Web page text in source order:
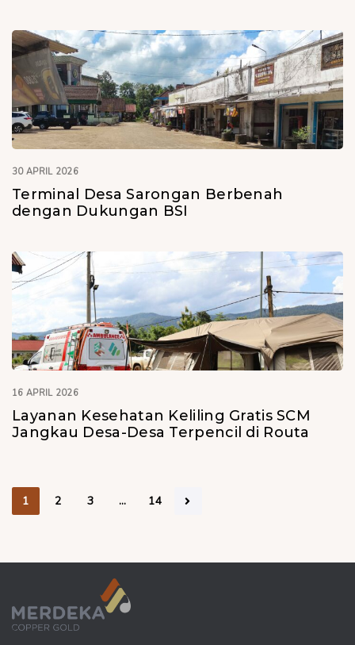
30 APRIL 2026
Terminal Desa Sarongan Berbenah
dengan Dukungan BSI
16 APRIL 2026
Layanan Kesehatan Keliling Gratis SCM
Jangkau Desa-Desa Terpencil di Routa
1 2 3 … 14